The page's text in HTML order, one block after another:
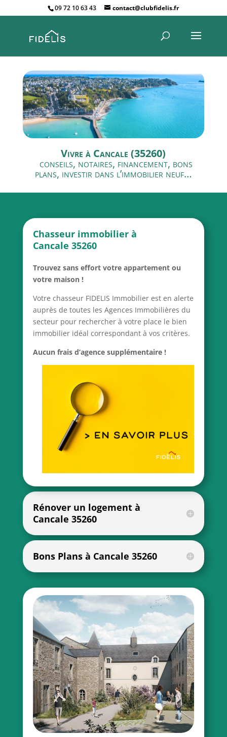
09 72 10 63 43 contact@clubfidelis.fr
Vivre à Cancale (35260)
conseils, notaires, financement, bons
plans, investir dans l’immobilier neuf…
Chasseur immobilier à
Cancale 35260
Trouvez sans effort votre appartement ou
votre maison !
Votre chasseur FIDELIS Immobilier est en alerte
auprès de toutes les Agences Immobilières du
secteur pour rechercher à votre place le bien
immobilier idéal correspondant à vos critères.
Aucun frais d’agence supplémentaire !
Rénover un logement à
Cancale 35260
Bons Plans à Cancale 35260